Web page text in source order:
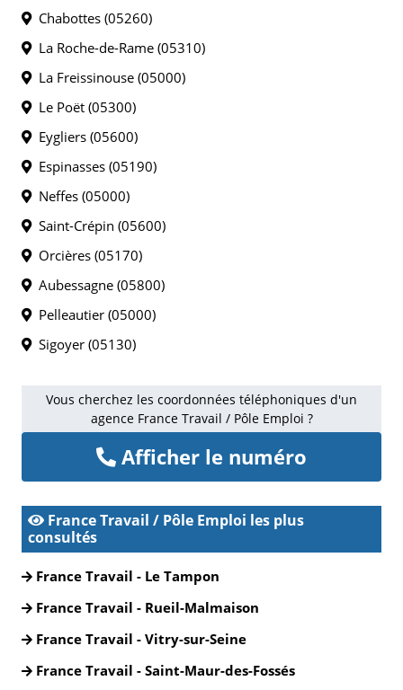
Chabottes (05260)
La Roche-de-Rame (05310)
La Freissinouse (05000)
Le Poët (05300)
Eygliers (05600)
Espinasses (05190)
Neffes (05000)
Saint-Crépin (05600)
Orcières (05170)
Aubessagne (05800)
Pelleautier (05000)
Sigoyer (05130)
Vous cherchez les coordonnées téléphoniques d'un
agence France Travail / Pôle Emploi ?
Afficher le numéro
France Travail / Pôle Emploi les plus
consultés
France Travail - Le Tampon
France Travail - Rueil-Malmaison
France Travail - Vitry-sur-Seine
France Travail - Saint-Maur-des-Fossés